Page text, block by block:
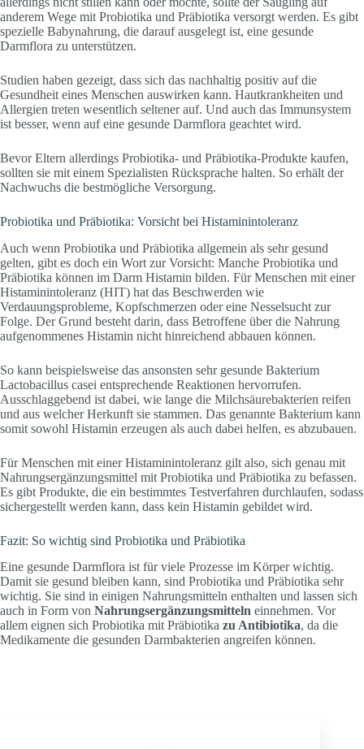
anderem Wege mit Probiotika und Präbiotika versorgt werden. Es gibt
spezielle Babynahrung, die darauf ausgelegt ist, eine gesunde
Darmflora zu unterstützen.
Studien haben gezeigt, dass sich das nachhaltig positiv auf die
Gesundheit eines Menschen auswirken kann. Hautkrankheiten und
Allergien treten wesentlich seltener auf. Und auch das Immunsystem
ist besser, wenn auf eine gesunde Darmflora geachtet wird.
Bevor Eltern allerdings Probiotika- und Präbiotika-Produkte kaufen,
sollten sie mit einem Spezialisten Rücksprache halten. So erhält der
Nachwuchs die bestmögliche Versorgung.
Probiotika und Präbiotika: Vorsicht bei Histaminintoleranz
Auch wenn Probiotika und Präbiotika allgemein als sehr gesund
gelten, gibt es doch ein Wort zur Vorsicht: Manche Probiotika und
Präbiotika können im Darm Histamin bilden. Für Menschen mit einer
Histaminintoleranz (HIT) hat das Beschwerden wie
Verdauungsprobleme, Kopfschmerzen oder eine Nesselsucht zur
Folge. Der Grund besteht darin, dass Betroffene über die Nahrung
aufgenommenes Histamin nicht hinreichend abbauen können.
So kann beispielsweise das ansonsten sehr gesunde Bakterium
Lactobacillus casei entsprechende Reaktionen hervorrufen.
Ausschlaggebend ist dabei, wie lange die Milchsäurebakterien reifen
und aus welcher Herkunft sie stammen. Das genannte Bakterium kann
somit sowohl Histamin erzeugen als auch dabei helfen, es abzubauen.
Für Menschen mit einer Histaminintoleranz gilt also, sich genau mit
Nahrungsergänzungsmittel mit Probiotika und Präbiotika zu befassen.
Es gibt Produkte, die ein bestimmtes Testverfahren durchlaufen, sodass
sichergestellt werden kann, dass kein Histamin gebildet wird.
Fazit: So wichtig sind Probiotika und Präbiotika
Eine gesunde Darmflora ist für viele Prozesse im Körper wichtig.
Damit sie gesund bleiben kann, sind Probiotika und Präbiotika sehr
wichtig. Sie sind in einigen Nahrungsmitteln enthalten und lassen sich
auch in Form von Nahrungsergänzungsmitteln einnehmen. Vor
allem eignen sich Probiotika mit Präbiotika zu Antibiotika, da die
Medikamente die gesunden Darmbakterien angreifen können.